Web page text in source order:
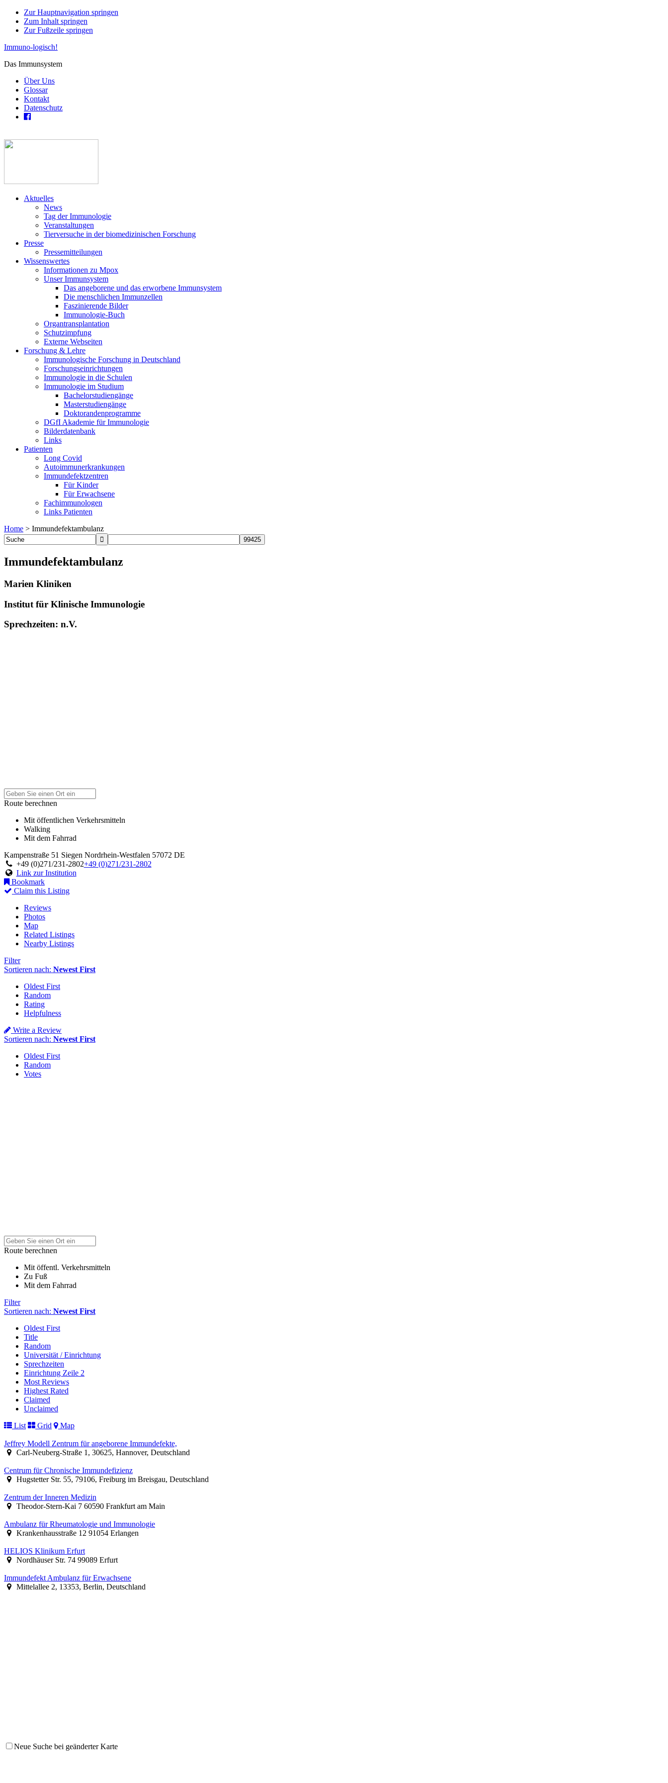
Zur Hauptnavigation springen
Zum Inhalt springen
Zur Fußzeile springen
Immuno-logisch!
Das Immunsystem
Über Uns
Glossar
Kontakt
Datenschutz
Aktuelles
News
Tag der Immunologie
Veranstaltungen
Tierversuche in der biomedizinischen Forschung
Presse
Pressemitteilungen
Wissenswertes
Informationen zu Mpox
Unser Immunsystem
Das angeborene und das erworbene Immunsystem
Die menschlichen Immunzellen
Faszinierende Bilder
Immunologie-Buch
Organtransplantation
Schutzimpfung
Externe Webseiten
Forschung & Lehre
Immunologische Forschung in Deutschland
Forschungseinrichtungen
Immunologie in die Schulen
Immunologie im Studium
Bachelorstudiengänge
Masterstudiengänge
Doktorandenprogramme
DGfI Akademie für Immunologie
Bilderdatenbank
Links
Patienten
Long Covid
Autoimmunerkrankungen
Immundefektzentren
Für Kinder
Für Erwachsene
Fachimmunologen
Links Patienten
Home > Immundefektambulanz
Immundefektambulanz
Marien Kliniken
Institut für Klinische Immunologie
Sprechzeiten: n.V.
Route berechnen
Mit öffentlichen Verkehrsmitteln
Walking
Mit dem Fahrrad
Kampenstraße 51 Siegen Nordrhein-Westfalen 57072 DE
+49 (0)271/231-2802+49 (0)271/231-2802
Link zur Institution
Bookmark
Claim this Listing
Reviews
Photos
Map
Related Listings
Nearby Listings
Filter
Sortieren nach: Newest First
Oldest First
Random
Rating
Helpfulness
Write a Review
Sortieren nach: Newest First
Oldest First
Random
Votes
Route berechnen
Mit öffentl. Verkehrsmitteln
Zu Fuß
Mit dem Fahrrad
Filter
Sortieren nach: Newest First
Oldest First
Title
Random
Universität / Einrichtung
Sprechzeiten
Einrichtung Zeile 2
Most Reviews
Highest Rated
Claimed
Unclaimed
List
Grid Map
Jeffrey Modell Zentrum für angeborene Immundefekte,
Carl-Neuberg-Straße 1, 30625, Hannover, Deutschland
Centrum für Chronische Immundefizienz
Hugstetter Str. 55, 79106, Freiburg im Breisgau, Deutschland
Zentrum der Inneren Medizin
Theodor-Stern-Kai 7 60590 Frankfurt am Main
Ambulanz für Rheumatologie und Immunologie
Krankenhausstraße 12 91054 Erlangen
HELIOS Klinikum Erfurt
Nordhäuser Str. 74 99089 Erfurt
Immundefekt Ambulanz für Erwachsene
Mittelallee 2, 13353, Berlin, Deutschland
Neue Suche bei geänderter Karte